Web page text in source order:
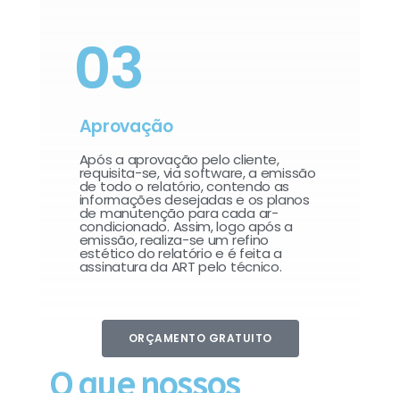
03
Aprovação
Após a aprovação pelo cliente,
requisita-se, via software, a emissão
de todo o relatório, contendo as
informações desejadas e os planos
de manutenção para cada ar-
condicionado. Assim, logo após a
emissão, realiza-se um refino
estético do relatório e é feita a
assinatura da ART pelo técnico.
ORÇAMENTO GRATUITO
O que nossos